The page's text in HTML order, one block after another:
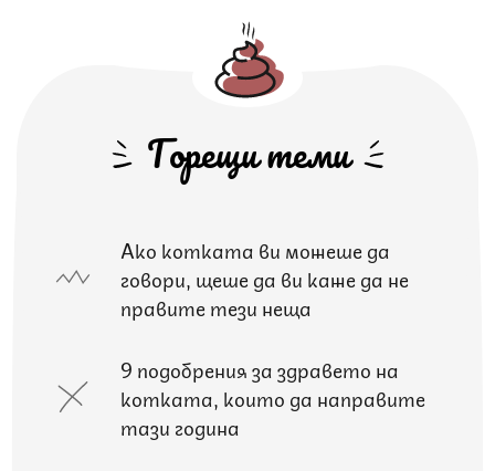
Горещи теми
Ако котката ви можеше да
говори, щеше да ви каже да не
правите тези неща
9 подобрения за здравето на
котката, които да направите
тази година